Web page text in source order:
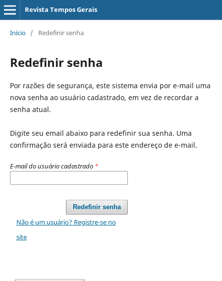
Revista Tempos Gerais
Início / Redefinir senha
Redefinir senha
Por razões de segurança, este sistema envia por e-mail uma
nova senha ao usuário cadastrado, em vez de recordar a
senha atual.
Digite seu email abaixo para redefinir sua senha. Uma
confirmação será enviada para este endereço de e-mail.
E-mail do usuário cadastrado *
Redefinir senha
Não é um usuário? Registre-se no
site